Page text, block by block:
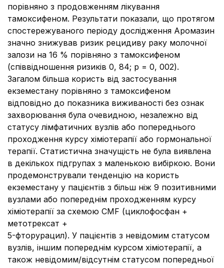
порівняно з продовженням лікування
тамоксифеном. Результати показали, що протягом
спостережуваного періоду дослідження Аромазин
значно знижував ризик рецидиву раку молочної
залози на 16 % порівняно з тамоксифеном
(співвідношення ризиків 0, 84; p = 0, 002).
Загалом більша користь від застосування
екземестану порівняно з тамоксифеном
відповідно до показника виживаності без ознак
захворювання була очевидною, незалежно від
статусу лімфатичних вузлів або попереднього
проходження курсу хіміотерапії або гормональної
терапії. Статистична значущість не була виявлена
в декількох підгрупах з маленькою вибіркою. Вони
продемонстрували тенденцію на користь
екземестану у пацієнтів з більш ніж 9 позитивними
вузлами або попереднім проходженням курсу
хіміотерапії за схемою CMF (циклофосфан +
метотрексат +
5-фторурацил). У пацієнтів з невідомим статусом
вузлів, іншим попереднім курсом хіміотерапії, а
також невідомим/відсутнім статусом попередньої